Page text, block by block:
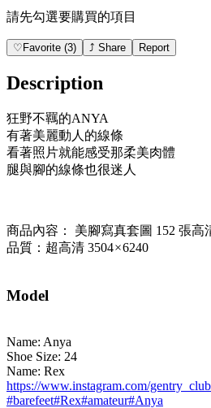
請先勾選要購買的項目
♡ Favorite (3) ⤴ Share Report
Description
狂野不羈的ANYA
有著美麗動人的線條
看著照片就能感受那柔美肉體
腿與腳的線條也很迷人
商品內容： 美腳寫真套圖 152 張高
品質：超高清 3504 × 6240
Model
Name: Anya
Shoe Size: 24
Name: Rex
https://www.instagram.com/
#barefeet#Rex#amateur#Anya